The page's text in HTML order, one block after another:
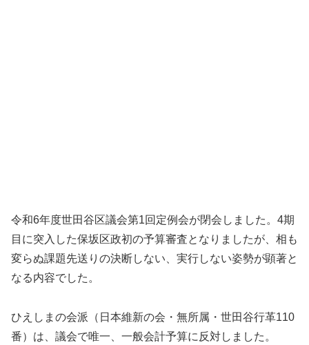
令和6年度世田谷区議会第1回定例会が閉会しました。4期
目に突入した保坂区政初の予算審査となりましたが、相も
変らぬ課題先送りの決断しない、実行しない姿勢が顕著と
なる内容でした。
ひえしまの会派（日本維新の会・無所属・世田谷行革110
番）は、議会で唯一、一般会計予算に反対しました。